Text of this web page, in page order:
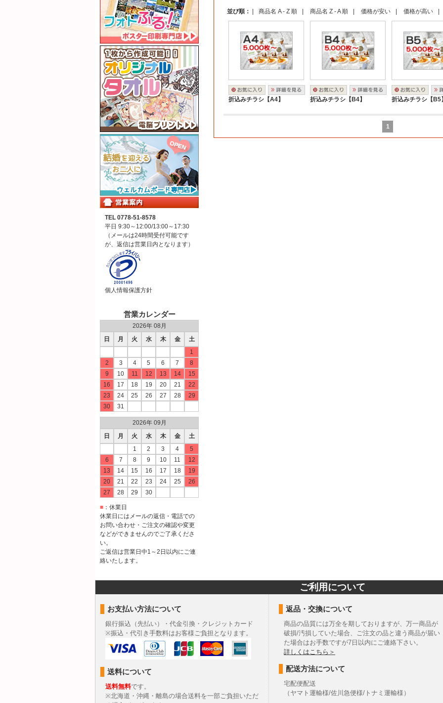
並び順： 商品名 A - Z 順 商品名 Z - A 順 価格が安い 価格が高い
折込みチラシ【A4】 折込みチラシ【B4】 折込みチラシ【B5
1
TEL 0778-51-8578
平日 9:30～12:00/13:00～17:30
（メールは24時間受付可能です
が、返信は営業日内となります）
個人情報保護方針
営業カレンダー
2026年 08月
日
月 火 水 木 金
土
1
2
3 4 5 6 7
8
9
10 11 12 13 14
15
16
17 18 19 20 21
22
23
24 25 26 27 28
29
30
31
2026年 09月
日
月 火 水 木 金
土
1
2 3 4
5
6
7 8 9 10 11
12
13
14 15 16 17 18
19
20
21 22 23 24 25
26
27
28 29 30
■ ：休業日
休業日にはメールの返信・電話での
お問い合わせ・ご注文の確認や変更
などができませんのでご了承くださ
い。
ご返信は営業日中1～2日以内にご連
絡いたします。
ご利用について
お支払い方法について
銀行振込（先払い）・代金引換・クレジットカード
※振込・代引き手数料はお客様ご負担となります。
送料について
送料無料です。
※北海道・沖縄・離島の場合送料を一部ご負担いただ
返品・交換について
商品の品質には万全を期しておりますが、万一商品が
破損/汚損していた場合、ご注文の品と違う商品が届い
た場合はお手数ですが7日以内にご連絡下さい。
詳しくはこちら＞
配送方法について
宅配便配送
（ヤマト運輸様/佐川急便様/トナミ運輸様）